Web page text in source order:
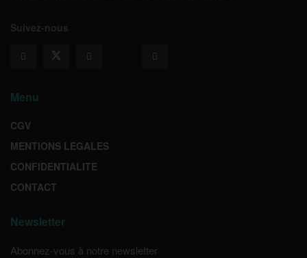
Suivez-nous
Menu
CGV
MENTIONS LEGALES
CONFIDENTIALITE
CONTACT
Newsletter
Abonnez-vous à notre newsletter